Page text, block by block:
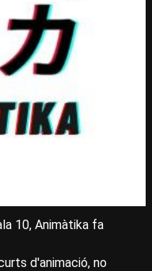
10, Animàtika fa
d'animació, no